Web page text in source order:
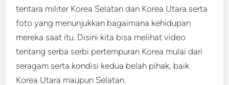
tentara militer Korea Selatan dan Korea Utara serta
foto yang menunjukkan bagaimana kehidupan
mereka saat itu. Disini kita bisa melihat video
tentang serba serbi pertempuran Korea mulai dari
seragam serta kondisi kedua belah pihak, baik
Korea Utara maupun Selatan.